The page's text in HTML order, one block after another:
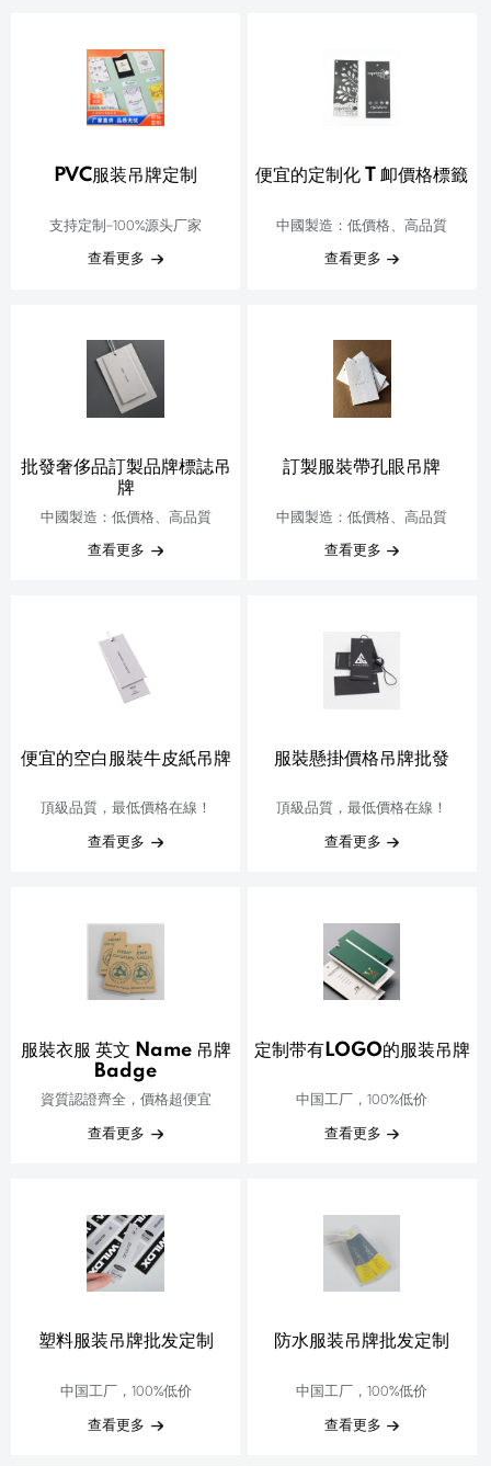
PVC服装吊牌定制
支持定制-100%源头厂家
查看更多
便宜的定制化 T 卹價格標籤
中國製造：低價格、高品質
查看更多
批發奢侈品訂製品牌標誌吊
牌
中國製造：低價格、高品質
查看更多
訂製服裝帶孔眼吊牌
中國製造：低價格、高品質
查看更多
便宜的空白服裝牛皮紙吊牌
頂級品質，最低價格在線！
查看更多
服裝懸掛價格吊牌批發
頂級品質，最低價格在線！
查看更多
服裝衣服 英文 Name 吊牌
Badge
資質認證齊全，價格超便宜
查看更多
定制带有LOGO的服装吊牌
中国工厂，100%低价
查看更多
塑料服装吊牌批发定制
中国工厂，100%低价
查看更多
防水服装吊牌批发定制
中国工厂，100%低价
查看更多